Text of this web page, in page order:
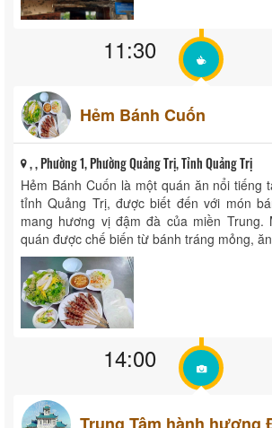
11:30
Hẻm Bánh Cuốn
, , Phường 1, Phường Quảng Trị, Tỉnh Quảng Trị
Hẻm Bánh Cuốn là một quán ăn nổi tiếng
tỉnh Quảng Trị, được biết đến với món
mang hương vị đậm đà của miền Trung.​
quán được chế biến từ bánh tráng mỏng, ăn
14:00